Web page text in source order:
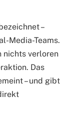
–
Media-Teams.
nichts verloren
Das
– und gibt